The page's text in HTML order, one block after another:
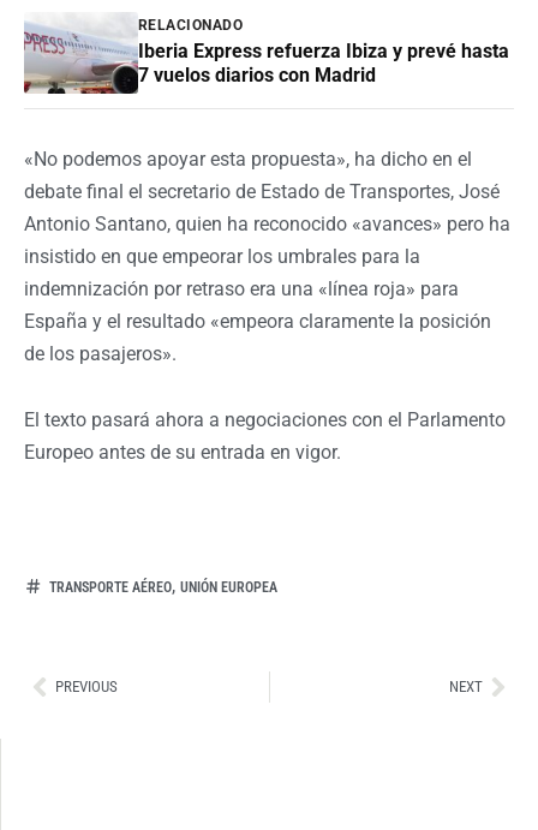
RELACIONADO
Iberia Express refuerza Ibiza y prevé hasta
7 vuelos diarios con Madrid
«No podemos apoyar esta propuesta», ha dicho en el
debate final el secretario de Estado de Transportes, José
Antonio Santano, quien ha reconocido «avances» pero ha
insistido en que empeorar los umbrales para la
indemnización por retraso era una «línea roja» para
España y el resultado «empeora claramente la posición
de los pasajeros».
El texto pasará ahora a negociaciones con el Parlamento
Europeo antes de su entrada en vigor.
TRANSPORTE AÉREO, UNIÓN EUROPEA
AntPREVIOUS NEXT